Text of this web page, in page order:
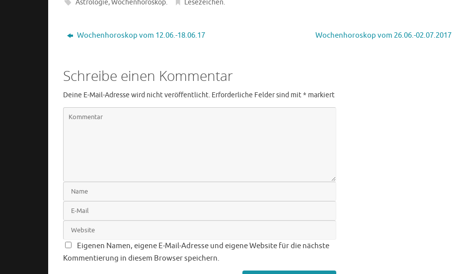
Astrologie,Wochenhoroskop. Lesezeichen.
Wochenhoroskop vom 12.06.-18.06.17 Wochenhoroskop vom 26.06.-02.07.2017
Schreibe einen Kommentar
Deine E-Mail-Adresse wird nicht veröffentlicht. Erforderliche Felder sind mit* markiert
Eigenen Namen, eigene E-Mail-Adresse und eigene Website für die nächste
Kommentierung in diesem Browser speichern.